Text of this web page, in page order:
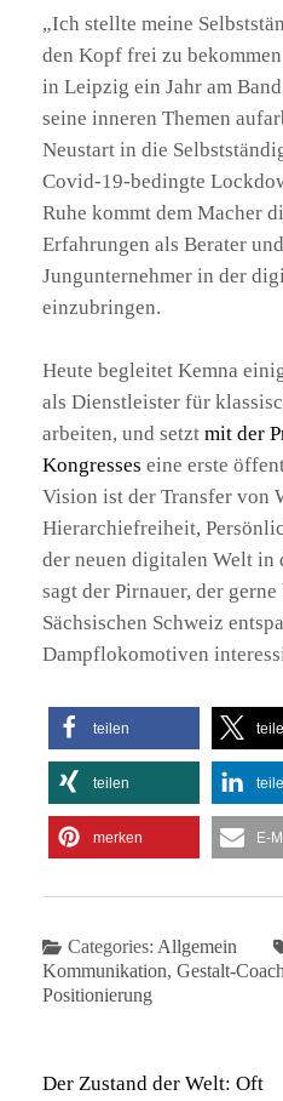
„Ich stellte meine
den Kopf frei zu
in Leipzig ein Jahr am
seine inneren Themen
Neustart in die
Covid-19-bedingte
Ruhe kommt dem Macher
Erfahrungen als Berater
Jungunternehmer in der
einzubringen.
Heute begleitet Kemna
als Dienstleister für
arbeiten, und setzt mit der
Kongresses eine erste
Vision ist der Transfer von
Hierarchiefreiheit,
der neuen digitalen Welt in
sagt der Pirnauer, der
Sächsischen Schweiz
Dampflokomotiven
teilen
teilen
merken E-
Categories: Allgemein
Kommunikation, Gestalt-
Positionierung
Beitragsnavigation
Der Zustand der Welt: Oft